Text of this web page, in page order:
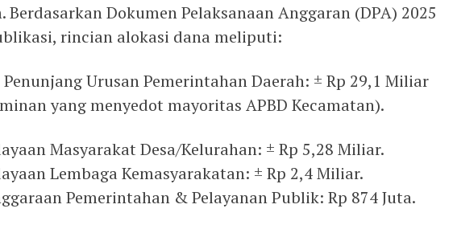
Berdasarkan Dokumen Pelaksanaan Anggaran (DPA) 2025
rincian alokasi dana meliputi:
Urusan Pemerintahan Daerah: ± Rp 29,1 Miliar
yang menyedot mayoritas APBD Kecamatan).
Masyarakat Desa/Kelurahan: ± Rp 5,28 Miliar.
Lembaga Kemasyarakatan: ± Rp 2,4 Miliar.
Pemerintahan & Pelayanan Publik: Rp 874 Juta.